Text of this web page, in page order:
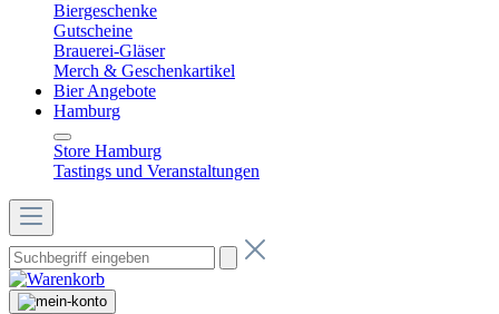
Biergeschenke
Gutscheine
Brauerei-Gläser
Merch & Geschenkartikel
Bier Angebote
Hamburg
Store Hamburg
Tastings und Veranstaltungen